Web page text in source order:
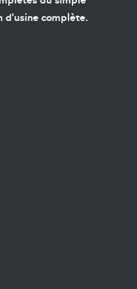
d'usine complète.